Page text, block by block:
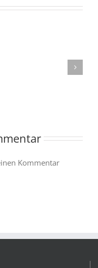
begeistert
Publikum
Kommentar